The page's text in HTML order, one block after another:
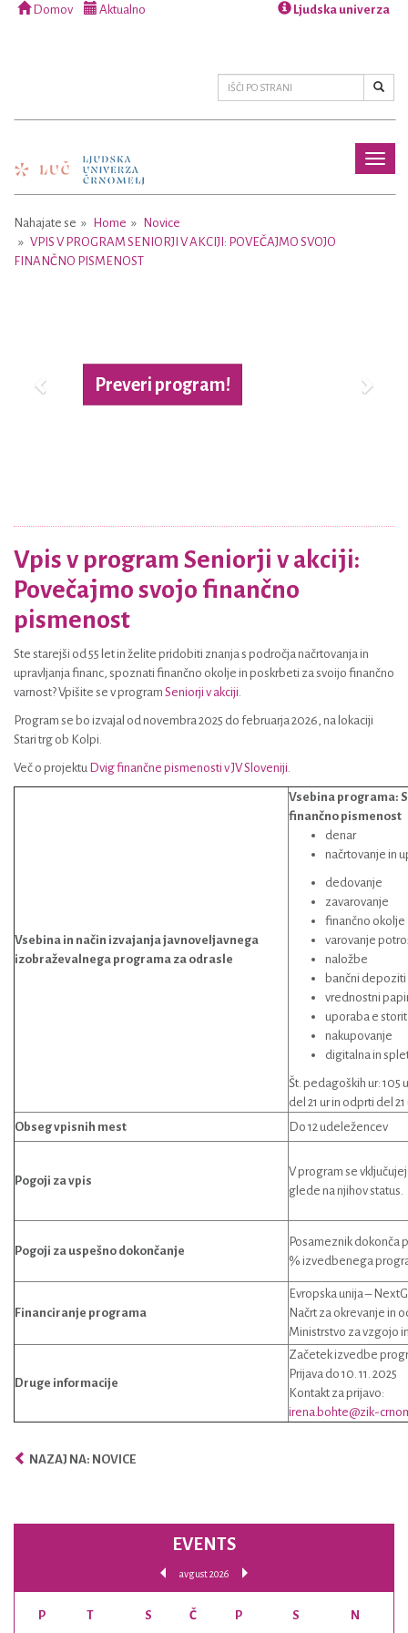
Domov Aktualno Ljudska univerza
Nahajate se Home
Novice
VPIS V PROGRAM SENIORJI V AKCIJI: POVEČAJMO SVOJO
FINANČNO PISMENOST
Preveri program!
Vpis v program Seniorji v akciji:
Povečajmo svojo finančno
pismenost
Ste starejši od 55 let in želite pridobiti znanja s področja načrtovanja in
upravljanja financ, spoznati finančno okolje in poskrbeti za svoijo finančno
varnost? Vpišite se v program Seniorji v akciji.
Program se bo izvajal od novembra 2025 do februarja 2026, na lokaciji
Stari trg ob Kolpi.
Več o projektu Dvig finančne pismenosti v JV Sloveniji.
Vsebina in način izvajanja javnoveljavnega
izobraževalnega programa za odrasle
Vsebina programa:
finančno pismenost
denar
načrtovanje in
dedovanje
zavarovanje
finančno okolje
varovanje
naložbe
bančni depoziti
vrednostni
uporaba e
nakupovanje
digitalna in
Št. pedagoških ur: 105
del 21 ur in odprti del 21
Obseg vpisnih mest
Do 12 udeležencev
Pogoji za vpis
V program se
glede na njihov status.
Pogoji za uspešno dokončanje
Posameznik dokonča
% izvedbenega
Financiranje programa
Evropska unija –
Načrt za okrevanje in
Ministrstvo za vzgojo
Druge informacije
Začetek izvedbe
Prijava do 10. 11. 2025
Kontakt za prijavo:
irena.bohte@zik-
NAZAJ NA: NOVICE
EVENTS
avgust 2026
P T S Č P S N